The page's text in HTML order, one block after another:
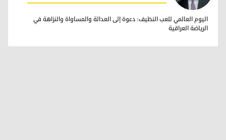
د. دلدار فرزنده زيباري
اليوم العالمي للعب النظيف: دعوة إلى العدالة والمساواة والنزاهة في
الرياضة العراقية